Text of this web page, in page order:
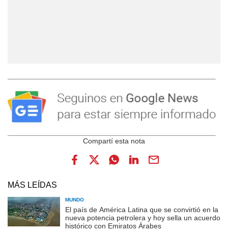
MÁS LEÍDAS
MUNDO
El país de América Latina que se convirtió en la
nueva potencia petrolera y hoy sella un acuerdo
histórico con Emiratos Árabes